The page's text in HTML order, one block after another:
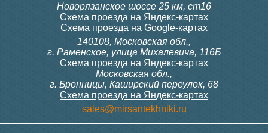
Конвектор ITT.080.200.1000
с решеткой GRILL.SGW-20-
Конвектор ITT.080.200.900 с
решеткой GRILL.SGA-20-
28 000 9 700
Новорязанское шоссе 25 км, ст16
Схема проезда на Яндекс-картах
Схема проезда на Google-картах
140108, Московская обл.,
г. Раменское, улица Михалевича, 116Б
Схема проезда на Яндекс-картах
Московская обл.,
г. Бронницы, Каширский переулок, 68
Схема проезда на Яндекс-картах
sales@mirsantekhniki.ru